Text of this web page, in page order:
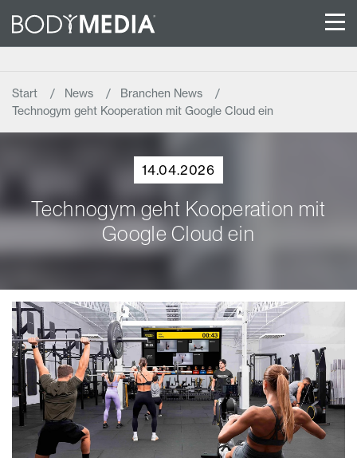
Start News
Branchen News
Technogym geht Kooperation mit Google Cloud ein
14.04.2026
Technogym geht Kooperation mit
Google Cloud ein